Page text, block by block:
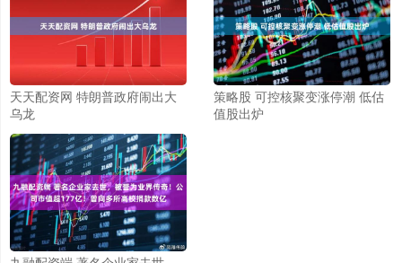
天天配资网 特朗普政府闹出大
乌龙
策略股 可控核聚变涨停潮 低估
值股出炉